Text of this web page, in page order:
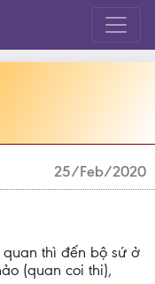
25/Feb/2020
quan thì đến bộ sứ ở
(quan coi thi),